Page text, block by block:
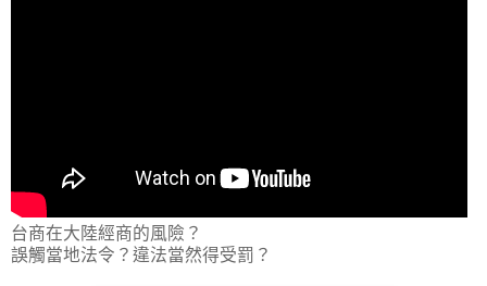
台商在大陸經商的風險？
誤觸當地法令？違法當然得受罰？